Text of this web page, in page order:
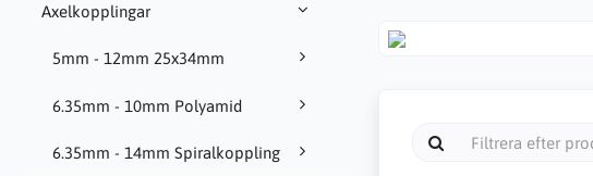
Axelkopplingar
5mm - 12mm 25x34mm
6.35mm - 10mm Polyamid
6.35mm - 14mm Spiralkoppling